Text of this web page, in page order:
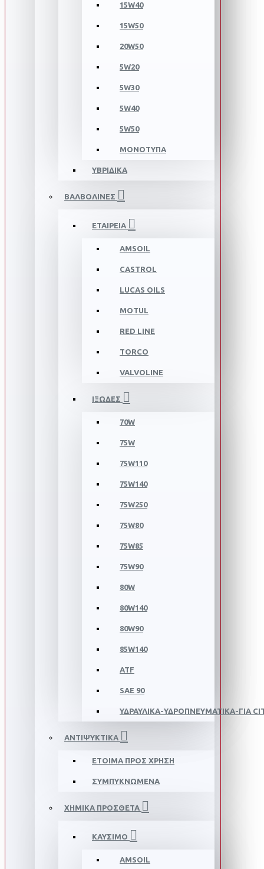
15W40
15W50
20W50
5W20
5W30
5W40
5W50
ΜΟΝΟΤΥΠΑ
ΥΒΡΙΔΙΚΑ
ΒΑΛΒΟΛΙΝΕΣ
ΕΤΑΙΡΕΙΑ
AMSOIL
CASTROL
LUCAS OILS
MOTUL
RED LINE
TORCO
VALVOLINE
ΙΞΩΔΕΣ
70W
75W
75W110
75W140
75W250
75W80
75W85
75W90
80W
80W140
80W90
85W140
ATF
SAE 90
ΥΔΡΑΥΛΙΚΑ-ΥΔΡΟΠΝΕΥΜΑΤΙΚΑ-ΓΙΑ
ΑΝΤΙΨΥΚΤΙΚΑ
ΕΤΟΙΜΑ ΠΡΟΣ ΧΡΗΣΗ
ΣΥΜΠΥΚΝΩΜΕΝΑ
ΧΗΜΙΚΑ ΠΡΟΣΘΕΤΑ
ΚΑΥΣΙΜΟ
AMSOIL